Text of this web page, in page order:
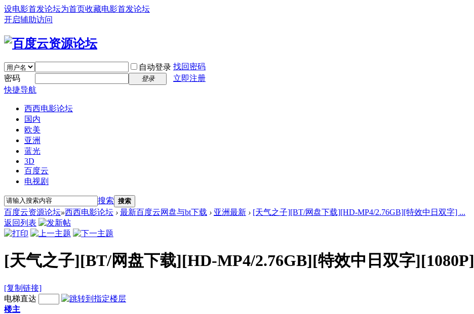
设电影首发论坛为首页收藏电影首发论坛
开启辅助访问
自动登录 找回密码
密码
登录
立即注册
快捷导航
西西电影论坛
国内
欧美
亚洲
蓝光
3D
百度云
电视剧
搜索 搜索
百度云资源论坛»西西电影论坛 › 最新百度云网盘与bt下载 › 亚洲最新 › [天气之子][BT/网盘下载][HD-MP4/2.76GB][特效中日双字] ...
返回列表
[天气之子][BT/网盘下载][HD-MP4/2.76GB][特效中日双字][1080P]
[复制链接]
电梯直达
楼主